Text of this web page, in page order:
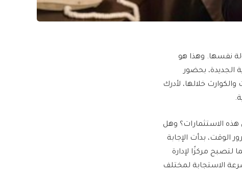
نفسها. وهذا هو
الجديدة، بحضور
خلالها، لأدرك
هذه الاستثمارات؟ وهل
الوقت، بدأت الإجابة
مركزًا لإدارة
الاستجابة لمختلف